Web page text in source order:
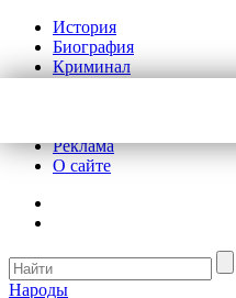
История
Биография
Криминал
Реклама
О сайте
Народы